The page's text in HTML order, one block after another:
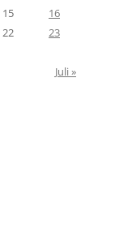
15
16
22
23
Juli »